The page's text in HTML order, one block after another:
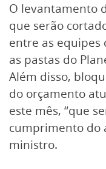
O levantamento
que serão
entre as equipes
as pastas do
Além disso,
do orçamento
este mês, “que
cumprimento do
ministro.